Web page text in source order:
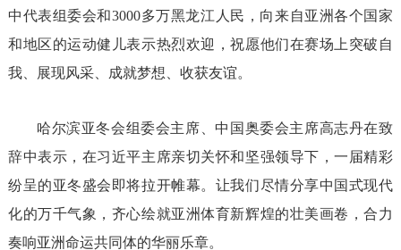
中代表组委会和3000多万黑龙江人民，向来自亚洲各个国家
和地区的运动健儿表示热烈欢迎，祝愿他们在赛场上突破自
我、展现风采、成就梦想、收获友谊。
哈尔滨亚冬会组委会主席、中国奥委会主席高志丹在致
辞中表示，在习近平主席亲切关怀和坚强领导下，一届精彩
纷呈的亚冬盛会即将拉开帷幕。让我们尽情分享中国式现代
化的万千气象，齐心绘就亚洲体育新辉煌的壮美画卷，合力
奏响亚洲命运共同体的华丽乐章。